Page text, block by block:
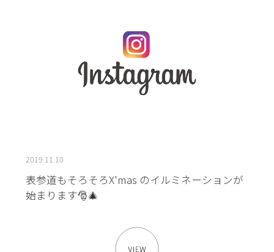
2019.11.10
表参道もそろそろX'mas のイルミネーションが
始まります🎅🎄